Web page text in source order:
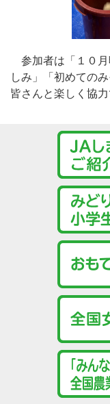
参加者は「１０月
しみ」「初めての
皆さんと楽しく協